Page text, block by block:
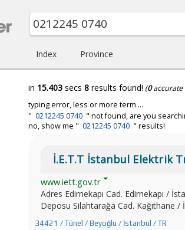
Index Province
in 15.403 secs 8 results found! (0accurate
typing error, less or more term ...
" 0212245 0740 " not found, are you
no, show me " 0212245 0740 " results!
İ.E.T.T İstanbul Elektrik
www.iett.gov.tr
Adres Edirnekapı Cad.
Deposu Silahtarağa Cad. Kağıthane /
34421 / Tünel / Beyoğlu / İstanbul / TR